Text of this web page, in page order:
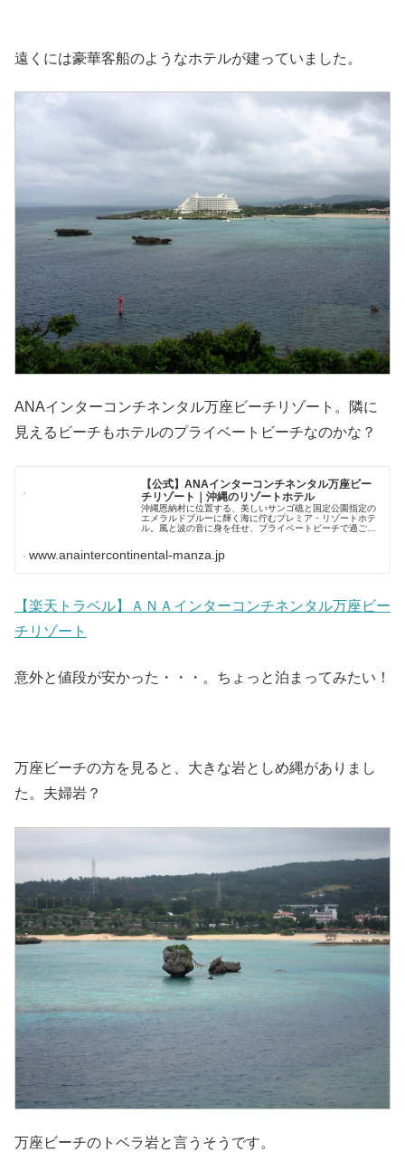
遠くには豪華客船のようなホテルが建っていました。
ANAインターコンチネンタル万座ビーチリゾート。隣に
見えるビーチもホテルのプライベートビーチなのかな？
【公式】ANAインターコンチネンタル万座ビー
チリゾート｜沖縄のリゾートホテル
沖縄恩納村に位置する、美しいサンゴ礁と国定公園指定の
エメラルドブルーに輝く海に佇むプレミア・リゾートホテ
ル。風と波の音に身を任せ、プライベートビーチで過ごす
www.anaintercontinental-manza.jp
【楽天トラベル】ＡＮＡインターコンチネンタル万座ビー
チリゾート
意外と値段が安かった・・・。ちょっと泊まってみたい！
万座ビーチの方を見ると、大きな岩としめ縄がありまし
た。夫婦岩？
万座ビーチのトベラ岩と言うそうです。